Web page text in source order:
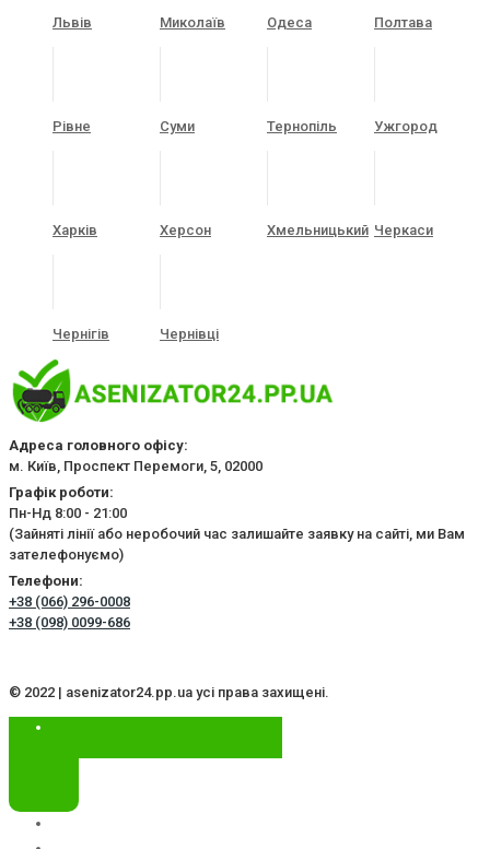
Львів Миколаїв Одеса Полтава
Рівне Суми Тернопіль Ужгород
Харків Херсон Хмельницький Черкаси
Чернігів Чернівці
Адреса головного офісу:
м. Київ, Проспект Перемоги, 5, 02000
Графік роботи:
Пн-Нд 8:00 - 21:00
(Зайняті лінії або неробочий час залишайте заявку на сайті, ми Вам
зателефонуємо)
Телефони:
+38 (066) 296-0008
+38 (098) 0099-686
© 2022 | asenizator24.pp.ua усі права захищені.